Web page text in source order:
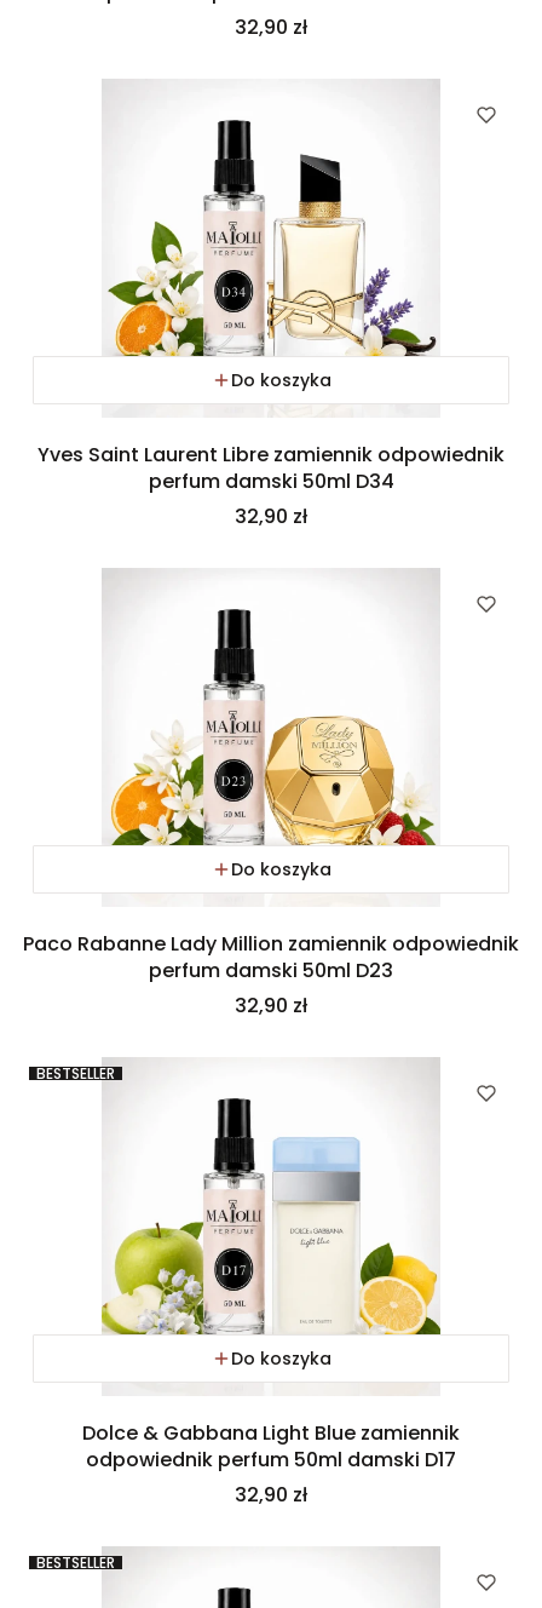
Cena
32,90 zł
Do koszyka
Yves Saint Laurent Libre zamiennik odpowiednik
perfum damski 50ml D34
Cena
32,90 zł
Do koszyka
Paco Rabanne Lady Million zamiennik odpowiednik
perfum damski 50ml D23
Cena
32,90 zł
BESTSELLER
Do koszyka
Dolce & Gabbana Light Blue zamiennik
odpowiednik perfum 50ml damski D17
Cena
32,90 zł
BESTSELLER